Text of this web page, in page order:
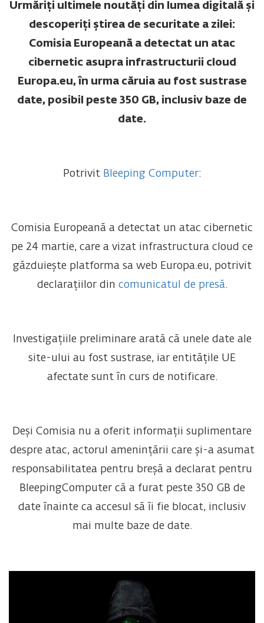
Urmăriți ultimele noutăți din lumea digitală și
descoperiți știrea de securitate a zilei:
Comisia Europeană a detectat un atac
cibernetic asupra infrastructurii cloud
Europa.eu, în urma căruia au fost sustrase
date, posibil peste 350 GB, inclusiv baze de
date.
Potrivit Bleeping Computer:
Comisia Europeană a detectat un atac cibernetic
pe 24 martie, care a vizat infrastructura cloud ce
găzduiește platforma sa web Europa.eu, potrivit
declarațiilor din comunicatul de presă.
Investigațiile preliminare arată că unele date ale
site-ului au fost sustrase, iar entitățile UE
afectate sunt în curs de notificare.
Deși Comisia nu a oferit informații suplimentare
despre atac, actorul amenințării care și-a asumat
responsabilitatea pentru breșă a declarat pentru
BleepingComputer că a furat peste 350 GB de
date înainte ca accesul să îi fie blocat, inclusiv
mai multe baze de date.